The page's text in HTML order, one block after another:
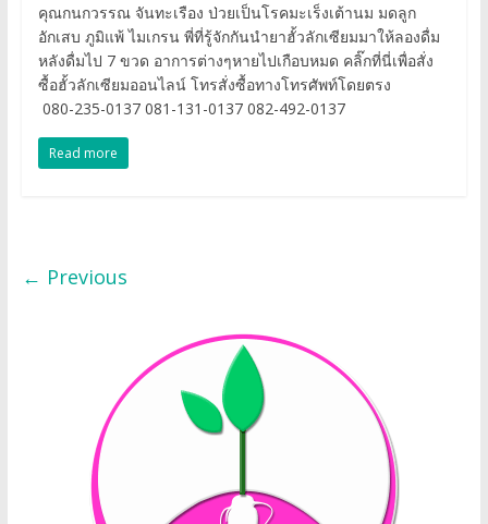
คุณกนกวรรณ จันทะเรือง ป่วยเป็นโรคมะเร็งเต้านม มดลูก
อักเสบ ภูมิแพ้ ไมเกรน พี่ที่รู้จักกันนำยาฮั้วลักเซียมมาให้ลองดื่ม
หลังดื่มไป 7 ขวด อาการต่างๆหายไปเกือบหมด คลิ๊กที่นี่เพื่อสั่ง
ซื้อฮั้วลักเซียมออนไลน์ โทรสั่งซื้อทางโทรศัพท์โดยตรง
080-235-0137 081-131-0137 082-492-0137
Read more
← Previous